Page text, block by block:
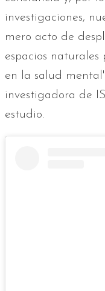
investigaciones,
mero acto de
espacios
en la salud
investigadora de
estudio.